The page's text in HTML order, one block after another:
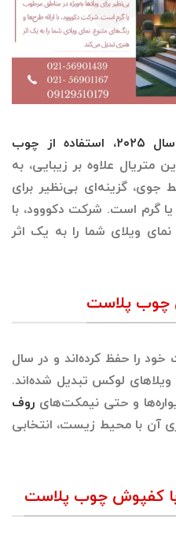
ترندهای برجسته در سال ۲۰۲۵، استفاده از چوب
متریال علاوه بر زیبایی، به
جوی، گزینه‌ای بی‌نظیر برای
یا گرم است. شرکت دکووود، با
ویلای شما را به یک اثر
را حفظ کرده‌اند و در سال
ویلاهای لوکس تبدیل شده‌اند.
و حتی نیمکت‌های روف
آن با محیط زیست، انتخابی